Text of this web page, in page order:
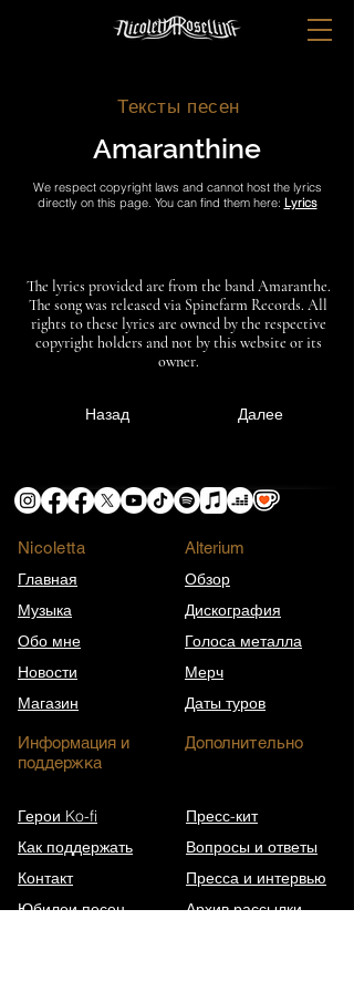
Тексты песен
Amaranthine
We respect copyright laws and cannot host the lyrics
directly on this page. You can find them here: Lyrics
The lyrics provided are from the band Amaranthe.
The song was released via Spinefarm Records. All
rights to these lyrics are owned by the respective
copyright holders and not by this website or its
owner.
Назад Далее
Nicoletta
Главная
Музыка
Обо мне
Новости
Магазин
​Alterium
Обзор
Дискография
Голоса металла
Мерч
Даты туров
Информация и
поддержка
Дополнительно
Герои Ko-fi
Как поддержать
Контакт
Юбилеи песен
Пресс-кит
Вопросы и ответы
Пресса и интервью
Архив рассылки